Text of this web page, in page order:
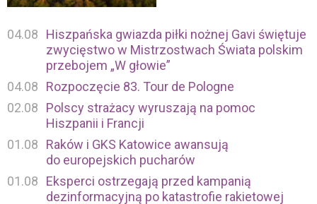
04.08
Hiszpańska gwiazda piłki nożnej Gavi świętuje
zwycięstwo w Mistrzostwach Świata polskim
przebojem „W głowie”
04.08
Rozpoczęcie 83. Tour de Pologne
02.08
Polscy strażacy wyruszają na pomoc
Hiszpanii i Francji
01.08
Raków i GKS Katowice awansują
do europejskich pucharów
01.08
Eksperci ostrzegają przed kampanią
dezinformacyjną po katastrofie rakietowej